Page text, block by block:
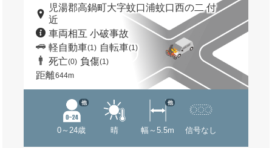
児湯郡高鍋町大字蚊口浦蚊口西の二 付
近
車両相互 小破事故
軽自動車(1) 自転車(1)
死亡(0) 負傷(1)
距離644m
0～24歳
他
晴 幅～5.5m
他
信号なし